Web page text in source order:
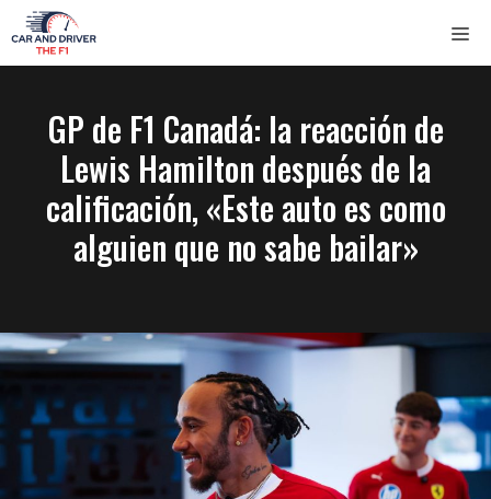
Saltar
al
contenido
GP de F1 Canadá: la reacción de
Lewis Hamilton después de la
calificación, «Este auto es como
alguien que no sabe bailar»